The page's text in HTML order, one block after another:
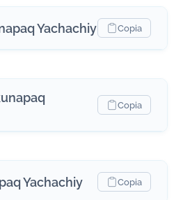
Yachachiy Copia
Copia
Yachachiy Copia